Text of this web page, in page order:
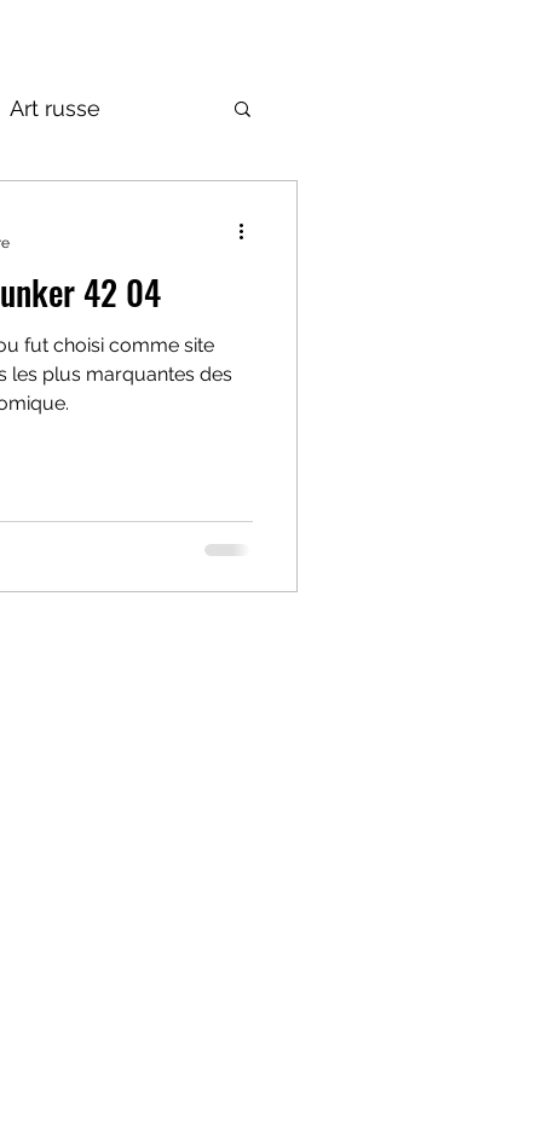
Art russe
42 04
les plus marquantes des